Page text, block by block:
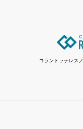
コラントッテレスノ